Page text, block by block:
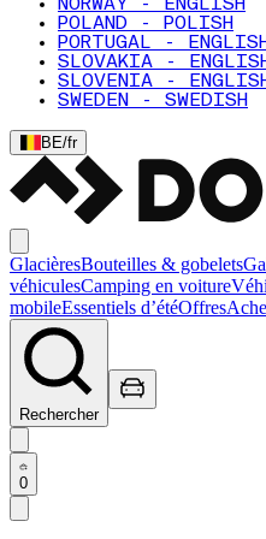
NORWAY - ENGLISH
POLAND - POLISH
PORTUGAL - ENGLISH
SLOVAKIA -
SLOVENIA -
SWEDEN - SWEDISH
BE/fr
GlacièresBouteilles & gobelets
véhiculesCamping en voiture
mobileEssentiels d’étéOffres
Rechercher
0